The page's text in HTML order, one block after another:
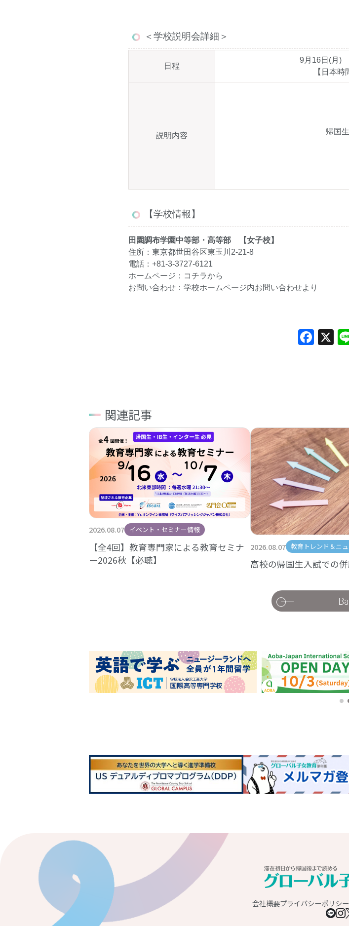
＜学校説明会詳細＞
日程
9月16日(月)
【日本
説明内容 帰国
【学校情報】
田園調布学園中等部・高等部 【女子校】
住所：東京都世田谷区東玉川2-21-8
電話：+81-3-3727-6121
ホームページ： コチラから
お問い合わせ：学校ホームページ内お問い合わせより
X
関連記事
2026.08.07 イベント・セミナー情報
【全4回】教育専門家による教育セミナ
ー2026秋【必聴】
2026.08.07 教育トレンド＆ニ
高校の帰国生入試での
会社概要プライバシーポリシー